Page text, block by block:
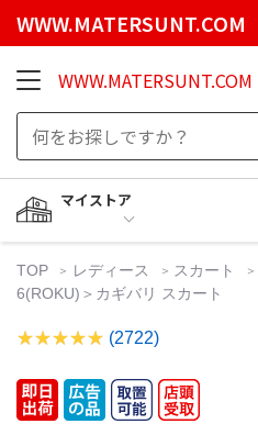
WWW.MATERSUNT.COM
WWW.MATERSUNT.COM
マイストア
TOP レディース スカート
6(ROKU)＞カギバリ スカート
(2722)